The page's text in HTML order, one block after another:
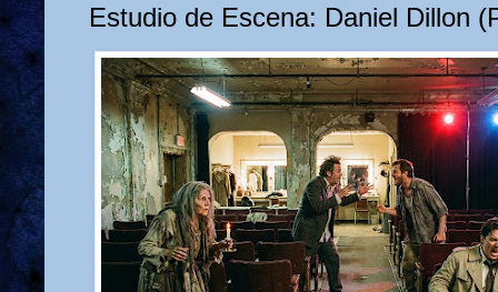
Estudio de Escena: Daniel Dillon